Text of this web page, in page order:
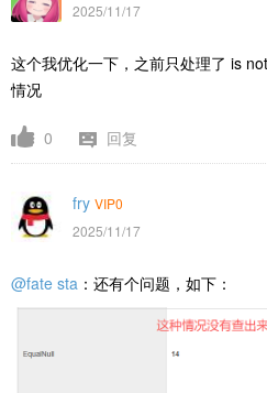
2025/11/17
这个我优化一下，之前只处理了 is
情况
0 回复
fry VIP0
2025/11/17
@fate sta ：还有个问题，如下：